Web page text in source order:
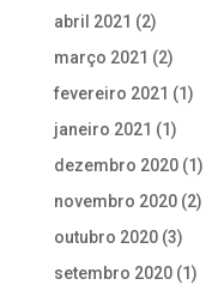
abril 2021 (2)
março 2021 (2)
fevereiro 2021 (1)
janeiro 2021 (1)
dezembro 2020(1)
novembro 2020(2)
outubro 2020(3)
setembro 2020(1)